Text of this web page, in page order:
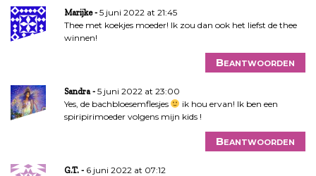
Marijke
5 juni 2022 at 21:45
Thee met koekjes moeder! Ik zou dan ook het liefst de thee
winnen!
Beantwoorden
Sandra
5 juni 2022 at 23:00
Yes, de bachbloesemflesjes
ik hou ervan! Ik ben een
spiripirimoeder volgens mijn kids !
Beantwoorden
G.T.
6 juni 2022 at 07:12